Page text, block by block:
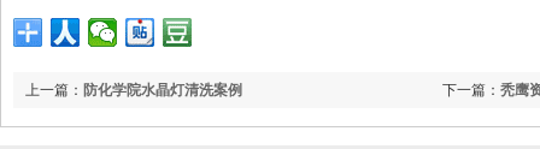
下一篇： 秃鹰
上一篇： 防化学院水晶灯清洗案例